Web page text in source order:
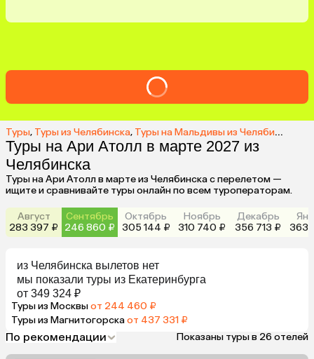
Туры, Туры из Челябинска, Туры на Мальдивы из Челябинска
Туры на Ари Атолл в марте 2027 из
Челябинска
Туры на Ари Атолл в марте из Челябинска с перелетом —
ищите и сравнивайте туры онлайн по всем туроператорам.
Август
283 397 ₽
Сентябрь
246 860 ₽
Октябрь
305 144 ₽
Ноябрь
310 740 ₽
Декабрь
356 713 ₽
363
из Челябинска вылетов нет
мы показали туры из Екатеринбурга
от 349 324 ₽
Туры из Москвыот 244 460 ₽
Туры из Магнитогорскаот 437 331 ₽
По рекомендации Показаны туры в 26 отелей